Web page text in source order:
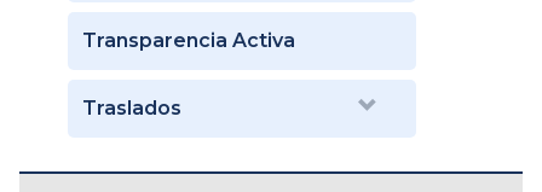
Transparencia Activa
Traslados